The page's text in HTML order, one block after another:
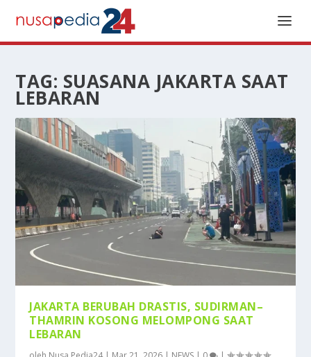
TAG: SUASANA JAKARTA SAAT
LEBARAN
JAKARTA BERUBAH DRASTIS, SUDIRMAN–
THAMRIN KOSONG MELOMPONG SAAT
LEBARAN